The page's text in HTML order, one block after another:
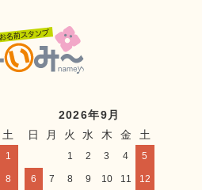
土
1
8
2026年9月
日
月 火 水 木 金 土
1 2 3 4 5
6 7 8 9 10 11 12